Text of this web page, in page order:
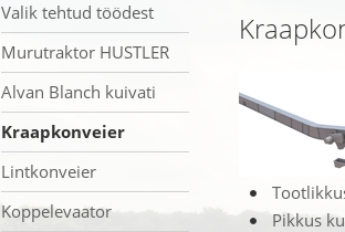
Valik tehtud töödest
Murutraktor HUSTLER
Alvan Blanch kuivati
Kraapkonveier
Lintkonveier
Koppelevaator
Pikkus